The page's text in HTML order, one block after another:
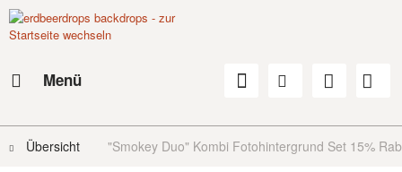
Menü
Übersicht "Smokey Duo" Kombi Fotohintergrund Set 15%